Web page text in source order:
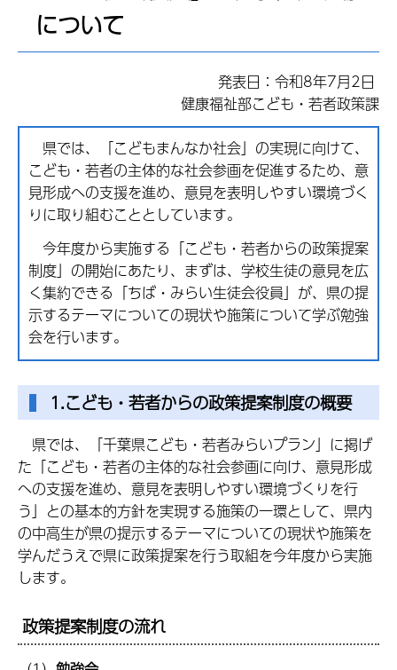
について
発表日：令和8年7月2日
健康福祉部こども・若者政策課
県では、「こどもまんなか社会」の実現に向けて、
こども・若者の主体的な社会参画を促進するため、意
見形成への支援を進め、意見を表明しやすい環境づく
りに取り組むこととしています。
今年度から実施する「こども・若者からの政策提案
制度」の開始にあたり、まずは、学校生徒の意見を広
く集約できる「ちば・みらい生徒会役員」が、県の提
示するテーマについての現状や施策について学ぶ勉強
会を行います。
1.こども・若者からの政策提案制度の概要
県では、「千葉県こども・若者みらいプラン」に掲げ
た「こども・若者の主体的な社会参画に向け、意見形成
への支援を進め、意見を表明しやすい環境づくりを行
う」との基本的方針を実現する施策の一環として、県内
の中高生が県の提示するテーマについての現状や施策を
学んだうえで県に政策提案を行う取組を今年度から実施
します。
政策提案制度の流れ